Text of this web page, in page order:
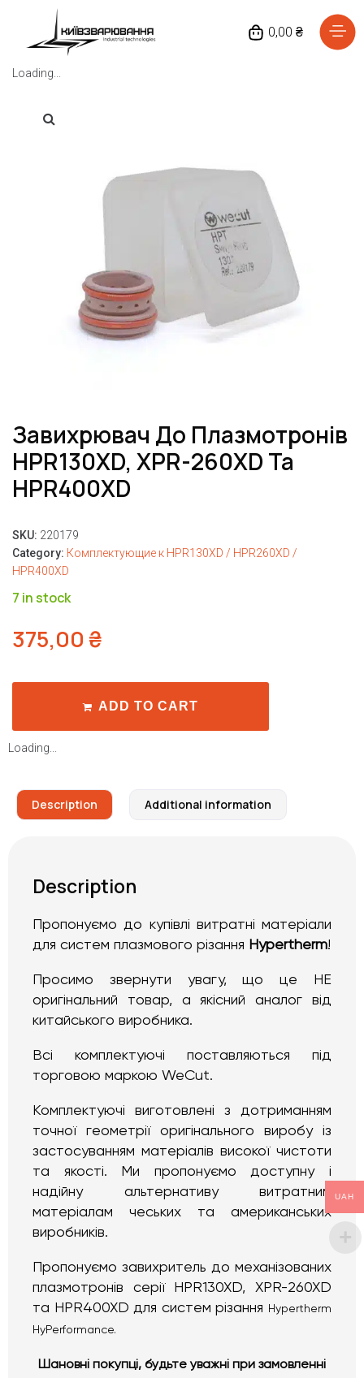
0,00 ₴
Loading...
Завихрювач До Плазмотронів
HPR130XD, XPR-260XD Та
HPR400XD
SKU: 220179
Category: Комплектующие к HPR130XD / HPR260XD /
HPR400XD
7 in stock
375,00 ₴
ADD TO CART
Loading...
Description Additional information
Description
Пропонуємо до купівлі витратні матеріали
для систем плазмового різання Hypertherm!
Просимо звернути увагу, що це НЕ
оригінальний товар, а якісний аналог від
китайського виробника.
Всі комплектуючі поставляються під
торговою маркою WeCut.
Комплектуючі виготовлені з дотриманням
точної геометрії оригінального виробу із
застосуванням матеріалів високої чистоти
та якості. Ми пропонуємо доступну і
надійну альтернативу витратним
матеріалам чеських та американських
виробників.
Пропонуємо завихритель до механізованих
плазмотронів серії HPR130XD, XPR-260XD
та HPR400XD для систем різання
Hypertherm
HyPerformance.
Шановні покупці, будьте уважні при замовленні
Повернення та обмін
UAH